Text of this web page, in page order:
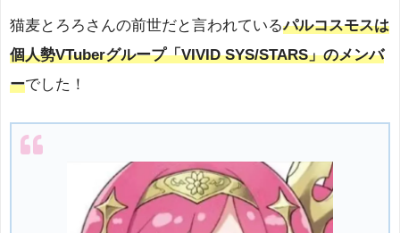
猫麦とろろさんの前世だと言われているパルコスモスは
個人勢VTuberグループ「VIVID SYS/STARS」のメンバ
ーでした！